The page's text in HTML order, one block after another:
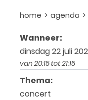
home agenda
Wanneer:
dinsdag 22 juli
van 20:15 tot 21:15
Thema:
concert